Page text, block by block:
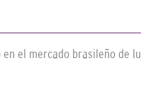
el mercado brasileño de